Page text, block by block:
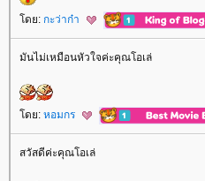
ดย: กะว่าก๋า
มันไม่เหมือนหัวใจค่ะคุณโอเล่
ดย: หอมกร
สวัสดีค่ะคุณโอเล่